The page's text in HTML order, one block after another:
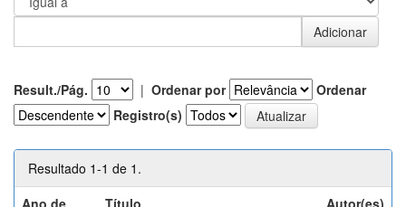
Result./Pág. | Ordenar por
Ordenar
Registro(s)
Resultado 1-1 de 1.
Ano de
Título Autor(es)